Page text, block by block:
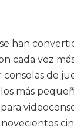
han
cada vez
de
más